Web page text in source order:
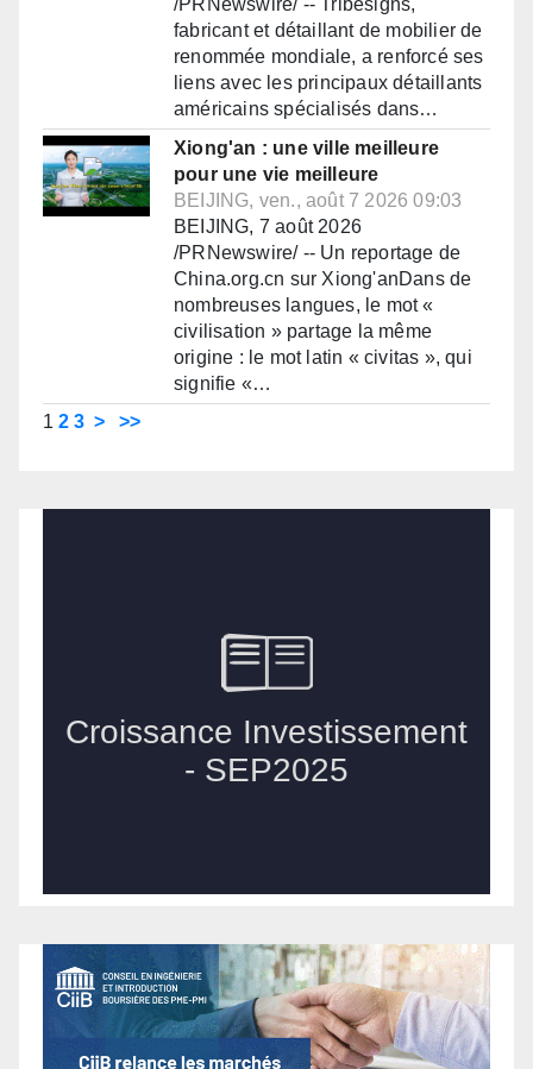
/PRNewswire/ -- Tribesigns,
fabricant et détaillant de mobilier de
renommée mondiale, a renforcé ses
liens avec les principaux détaillants
américains spécialisés dans…
Xiong'an : une ville meilleure
pour une vie meilleure
BEIJING, ven., août 7 2026 09:03
BEIJING, 7 août 2026
/PRNewswire/ -- Un reportage de
China.org.cn sur Xiong'anDans de
nombreuses langues, le mot «
civilisation » partage la même
origine : le mot latin « civitas », qui
signifie «…
1 2 3 > >>